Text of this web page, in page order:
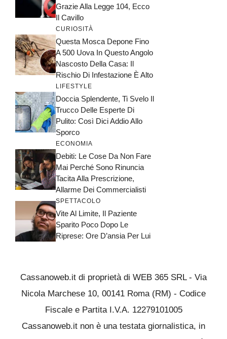
Grazie Alla Legge 104, Ecco
Il Cavillo
CURIOSITÀ
Questa Mosca Depone Fino
A 500 Uova In Questo Angolo
Nascosto Della Casa: Il
Rischio Di Infestazione È Alto
LIFESTYLE
Doccia Splendente, Ti Svelo Il
Trucco Delle Esperte Di
Pulito: Così Dici Addio Allo
Sporco
ECONOMIA
Debiti: Le Cose Da Non Fare
Mai Perché Sono Rinuncia
Tacita Alla Prescrizione,
Allarme Dei Commercialisti
SPETTACOLO
Vite Al Limite, Il Paziente
Sparito Poco Dopo Le
Riprese: Ore D’ansia Per Lui
Cassanoweb.it di proprietà di WEB 365 SRL - Via
Nicola Marchese 10, 00141 Roma (RM) - Codice
Fiscale e Partita I.V.A. 12279101005
Cassanoweb.it non è una testata giornalistica, in